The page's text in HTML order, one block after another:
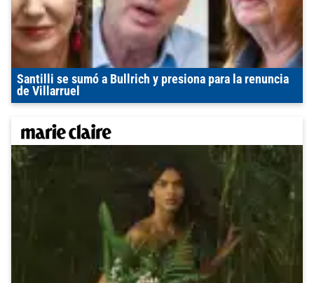
Santilli se sumó a Bullrich y presiona para la renuncia
de Villarruel